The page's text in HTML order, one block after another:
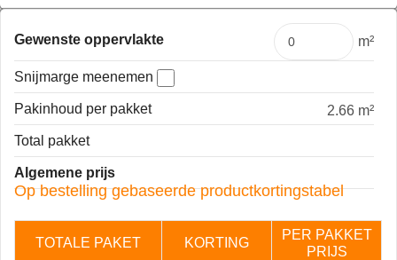
€180,24 Pakket
Gewenste oppervlakte m²
Snijmarge meenemen
Pakinhoud per pakket
2.66 m²
Total pakket
Algemene prijs
Op bestelling gebaseerde productkortingstabel
TOTALE PAKET KORTING
PER PAKKET
PRIJS